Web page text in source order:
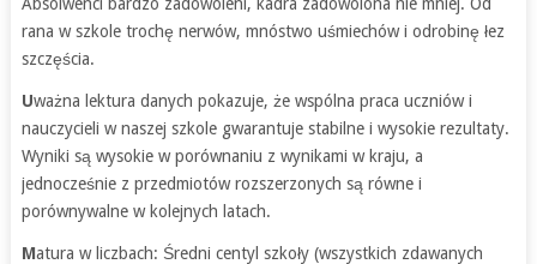
rana w szkole trochę nerwów, mnóstwo uśmiechów i odrobinę łez
szczęścia.
Uważna lektura danych pokazuje, że wspólna praca uczniów i
nauczycieli w naszej szkole gwarantuje stabilne i wysokie rezultaty.
Wyniki są wysokie w porównaniu z wynikami w kraju, a
jednocześnie z przedmiotów rozszerzonych są równe i
porównywalne w kolejnych latach.
Matura w liczbach: Średni centyl szkoły (wszystkich zdawanych